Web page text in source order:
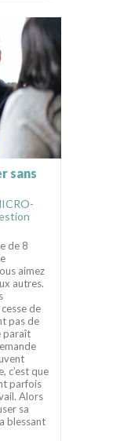
sans
de 8
aimez
autres.
de
pas de
paraît
c’est que
parfois
Alors
sa
blessant